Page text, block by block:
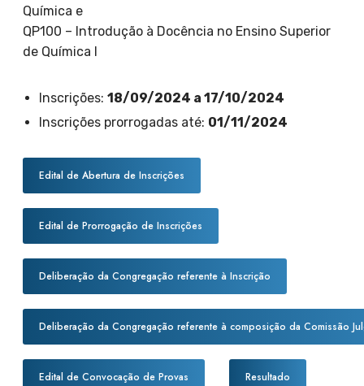
Química e
QP100 – Introdução à Docência no Ensino Superior
de Química I
Inscrições: 18/09/2024 a 17/10/2024
Inscrições prorrogadas até: 01/11/2024
Edital de Abertura de Inscrições
Edital de Prorrogação de Inscrições
Deliberação da Congregação referente à Inscrição
Deliberação da Congregação referente à composição da Comissão
Edital de Convocação de Provas Resultado